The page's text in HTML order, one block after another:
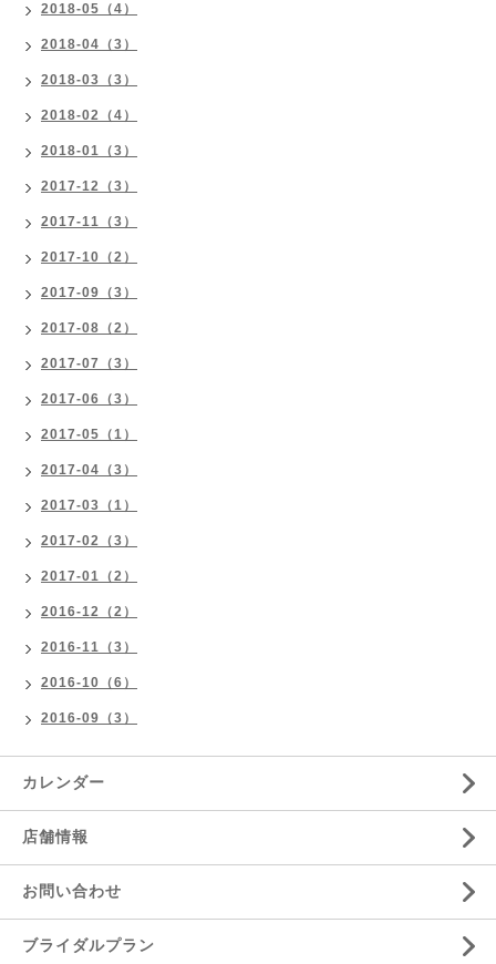
2018-05（4）
2018-04（3）
2018-03（3）
2018-02（4）
2018-01（3）
2017-12（3）
2017-11（3）
2017-10（2）
2017-09（3）
2017-08（2）
2017-07（3）
2017-06（3）
2017-05（1）
2017-04（3）
2017-03（1）
2017-02（3）
2017-01（2）
2016-12（2）
2016-11（3）
2016-10（6）
2016-09（3）
カレンダー
店舗情報
お問い合わせ
ブライダルプラン